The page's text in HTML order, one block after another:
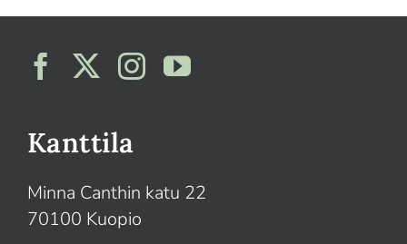
Kanttila
Minna Canthin katu 22
70100 Kuopio